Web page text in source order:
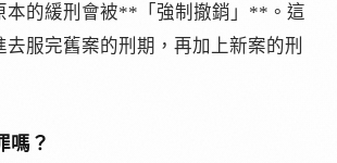
本的緩刑會被**「強制撤銷」**。這
去服完舊案的刑期，再加上新案的刑
嗎？